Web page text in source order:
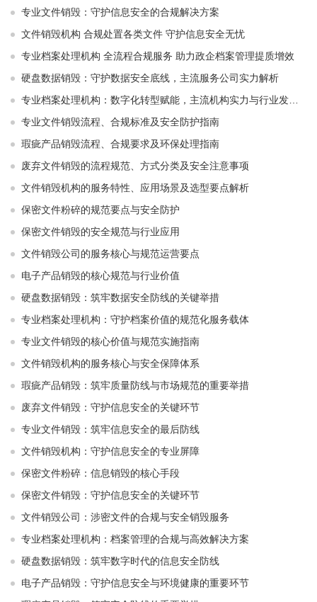
专业文件销毁：守护信息安全的合规解决方案
文件销毁机构 合规处置各类文件 守护信息安全无忧
专业档案处理机构 全流程合规服务 助力政企档案管理提质增效
硬盘数据销毁：守护数据安全底线，主流服务公司实力解析
专业档案处理机构：数字化转型赋能，主流机构实力与行业发展解析
专业文件销毁流程、合规标准及安全防护指南
瑕疵产品销毁流程、合规要求及环保处理指南
废弃文件销毁的流程规范、方式分类及安全注意事项
文件销毁机构的服务特性、应用场景及选型要点解析
保密文件粉碎的规范要点与安全防护
保密文件销毁的安全规范与行业应用
文件销毁公司的服务核心与规范运营要点
电子产品销毁的核心规范与行业价值
硬盘数据销毁：筑牢数据安全防线的关键举措
专业档案处理机构：守护档案价值的规范化服务载体
专业文件销毁的核心价值与规范实施指南
文件销毁机构的服务核心与安全保障体系
瑕疵产品销毁：筑牢质量防线与市场规范的重要举措
废弃文件销毁：守护信息安全的关键环节
专业文件销毁：筑牢信息安全的最后防线
文件销毁机构：守护信息安全的专业屏障
保密文件粉碎：信息销毁的核心手段
保密文件销毁：守护信息安全的关键环节
文件销毁公司：涉密文件的合规与安全销毁服务
专业档案处理机构：档案管理的合规与高效解决方案
硬盘数据销毁：筑牢数字时代的信息安全防线
电子产品销毁：守护信息安全与环境健康的重要环节